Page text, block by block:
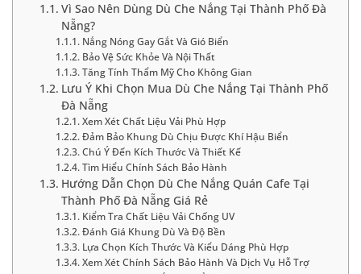
Vì Sao Nên Dùng Dù Che Nắng Tại Thành Phố Đà
Nẵng?
Nắng Nóng Gay Gắt Và Gió Biển
Bảo Vệ Sức Khỏe Và Nội Thất
Tăng Tính Thẩm Mỹ Cho Không Gian
Lưu Ý Khi Chọn Mua Dù Che Nắng Tại Thành Phố
Đà Nẵng
Xem Xét Chất Liệu Vải Phù Hợp
Đảm Bảo Khung Dù Chịu Được Khí Hậu Biển
Chú Ý Đến Kích Thước Và Thiết Kế
Tìm Hiểu Chính Sách Bảo Hành
Hướng Dẫn Chọn Dù Che Nắng Quán Cafe Tại
Thành Phố Đà Nẵng Giá Rẻ
Kiểm Tra Chất Liệu Vải Chống UV
Đánh Giá Khung Dù Và Độ Bền
Lựa Chọn Kích Thước Và Kiểu Dáng Phù Hợp
Xem Xét Chính Sách Bảo Hành Và Dịch Vụ Hỗ Trợ